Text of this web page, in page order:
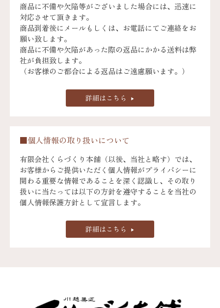
商品に不備や欠陥等がございました場合には、迅速に
対応させて頂きます。
商品到着後にメールもしくは、お電話にてご連絡をお
願い致します。
商品に不備や欠陥があった際の返品にかかる送料は弊
社が負担致します。
（お客様のご都合による返品はご遠慮願います。）
詳細はこちら
■個人情報の取り扱いについて
有限会社くらづくり本舗（以後、当社と略す）では、
お客様からご提供いただく個人情報がプライバシーに
関わる重要な情報であることを深く認識し、その取り
扱いに当たっては以下の方針を遵守することを当社の
個人情報保護方針として宣言します。
詳細はこちら